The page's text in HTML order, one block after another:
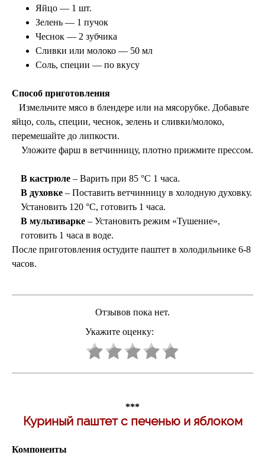
Яйцо — 1 шт.
Зелень — 1 пучок
Чеснок — 2 зубчика
Сливки или молоко — 50 мл
Соль, специи — по вкусу
Способ приготовления
Измельчите мясо в блендере или на мясорубке. Добавьте
яйцо, соль, специи, чеснок, зелень и сливки/молоко,
перемешайте до липкости.
Уложите фарш в ветчинницу, плотно прижмите прессом.
В кастрюле – Варить при 85 °C 1 часа.
В духовке – Поставить ветчинницу в холодную духовку.
Установить 120 °C, готовить 1 часа.
В мультиварке – Установить режим «Тушение»,
готовить 1 часа в воде.
После приготовления остудите паштет в холодильнике 6-8
часов.
Отзывов пока нет.
Укажите оценку:
***
Куриный паштет с печенью и яблоком
Компоненты